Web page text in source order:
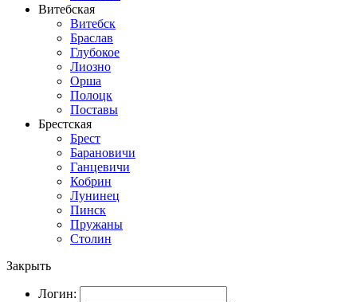
Витебская
Витебск
Браслав
Глубокое
Лиозно
Орша
Полоцк
Поставы
Брестская
Брест
Барановичи
Ганцевичи
Кобрин
Лунинец
Пинск
Пружаны
Столин
Закрыть
Логин: